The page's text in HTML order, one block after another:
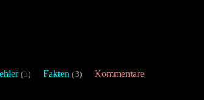
(1) Fakten (3) Kommentare